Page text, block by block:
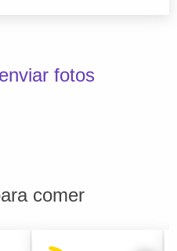
fotos
comer